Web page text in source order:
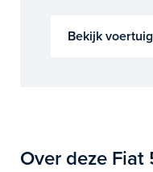
Bekijk
Over deze Fiat